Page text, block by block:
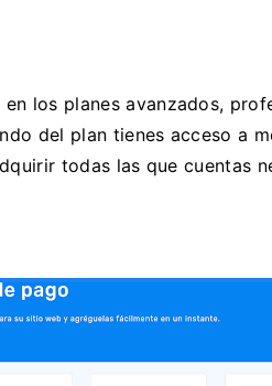
los planes avanzados,
del plan tienes acceso a
todas las que cuentas